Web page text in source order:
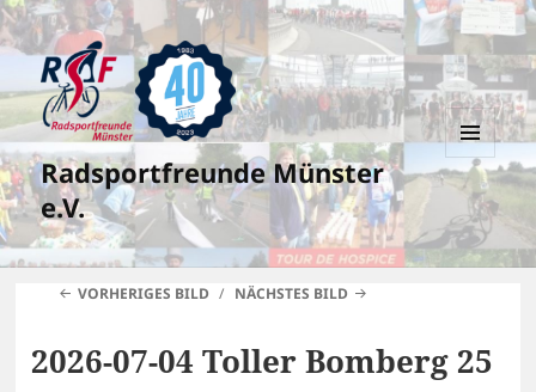
Radsportfreunde Münster
e.V.
MENÜ
UND
WIDGETS
VORHERIGES BILD NÄCHSTES BILD
2026-07-04 Toller Bomberg 25